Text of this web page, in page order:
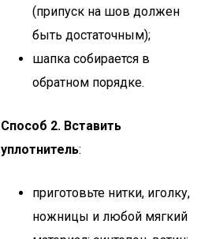
(припуск на шов должен
быть достаточным);
шапка собирается в
обратном порядке.
Способ 2. Вставить
уплотнитель:
приготовьте нитки, иголку,
ножницы и любой мягкий